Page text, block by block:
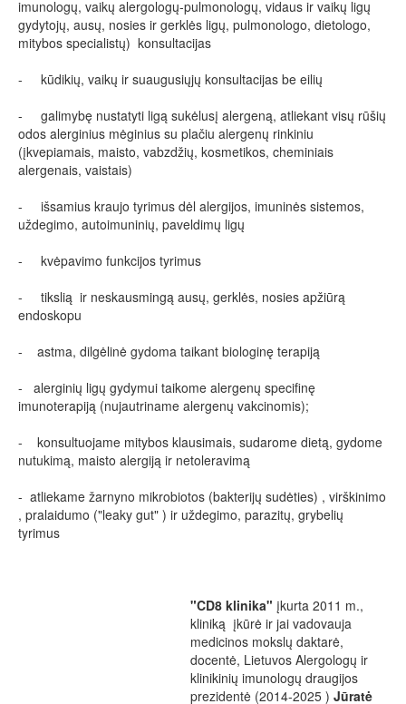
imunologų, vaikų alergologų-pulmonologų, vidaus ir vaikų ligų
gydytojų, ausų, nosies ir gerklės ligų, pulmonologo, dietologo,
mitybos specialistų) konsultacijas
- kūdikių, vaikų ir suaugusiųjų konsultacijas be eilių
- galimybę nustatyti ligą sukėlusį alergeną, atliekant visų rūšių
odos alerginius mėginius su plačiu alergenų rinkiniu
(įkvepiamais, maisto, vabzdžių, kosmetikos, cheminiais
alergenais, vaistais)
- išsamius kraujo tyrimus dėl alergijos, imuninės sistemos,
uždegimo, autoimuninių, paveldimų ligų
- kvėpavimo funkcijos tyrimus
- tikslią ir neskausmingą ausų, gerklės, nosies apžiūrą
endoskopu
- astma, dilgėlinė gydoma taikant biologinę terapiją
- alerginių ligų gydymui taikome alergenų specifinę
imunoterapiją (nujautriname alergenų vakcinomis);
- konsultuojame mitybos klausimais, sudarome dietą, gydome
nutukimą, maisto alergiją ir netoleravimą
- atliekame žarnyno mikrobiotos (bakterijų sudėties) , virškinimo
, pralaidumo ("leaky gut" ) ir uždegimo, parazitų, grybelių
tyrimus
"CD8 klinika" įkurta 2011 m.,
kliniką įkūrė ir jai vadovauja
medicinos mokslų daktarė,
docentė, Lietuvos Alergologų ir
klinikinių imunologų draugijos
prezidentė (2014-2025 ) Jūratė